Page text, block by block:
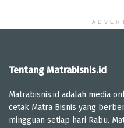
Tentang Matrabisnis.id
Matrabisnis.id adalah media
cetak Matra Bisnis yang
mingguan setiap hari Rabu.